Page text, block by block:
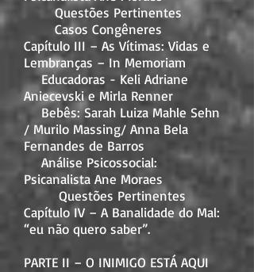
Questões Pertinentes
Casos Congêneres
Capítulo III – As Vítimas: Vidas e
Lembranças – In Memoriam
Educadoras - Keli Adriane
Aniecevski e Mirla Renner
Bebês: Sarah Luiza Mahle Sehn
/ Murilo Massing/ Anna Bela
Fernandes de Barros
Análise Psicossocial:
Psicanalista Ane Moraes
Questões Pertinentes
Capítulo IV – A Banalidade do Mal:
“eu não quero saber”.
PARTE II – O INIMIGO ESTÁ AQUI